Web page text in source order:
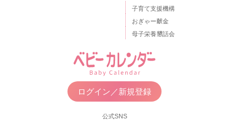
子育て支援機構
おぎゃー献金
母子栄養懇話会
ログイン／新規登録
公式SNS